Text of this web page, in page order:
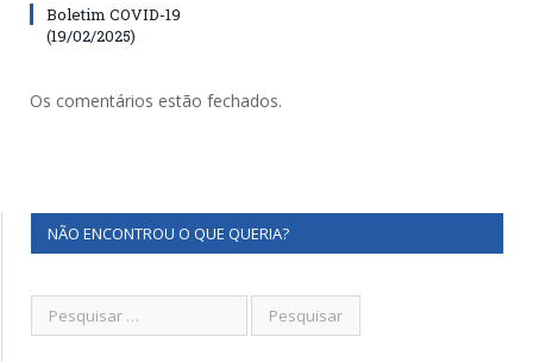
Boletim COVID-19
(19/02/2025)
Os comentários estão fechados.
NÃO ENCONTROU O QUE QUERIA?